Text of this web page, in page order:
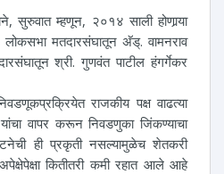
सुरुवात म्हणून, २०१४ साली होणार्‍या
मतदारसंघातून अ‍ॅड्. वामनराव
श्री. गुणवंत पाटील हंगर्गेकर
राजकीय पक्ष वाढत्या
वापर करून निवडणुका जिंकण्याचा
ही प्रकृती नसल्यामुळेच शेतकरी
कितीतरी कमी रहात आले आहे